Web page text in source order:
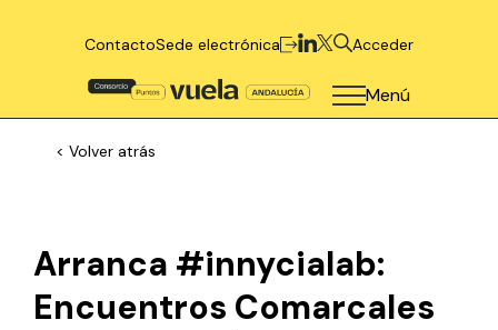
ContactoSede electrónica Acceder
Menú
< Volver atrás
Arranca #innycialab:
Encuentros Comarcales